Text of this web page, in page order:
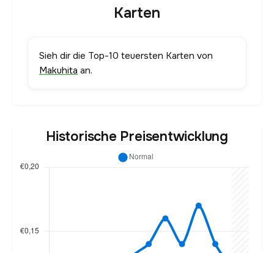
Karten
Sieh dir die Top-10 teuersten Karten von
Makuhita an.
Historische Preisentwicklung